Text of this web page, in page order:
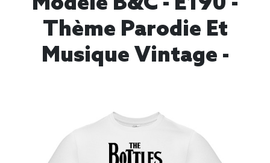
Thème Parodie Et
Musique Vintage -